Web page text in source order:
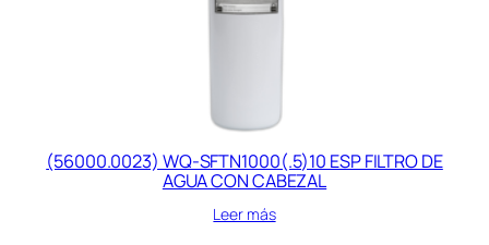
(56000.0023) WQ-SFTN1000(.5)10 ESP FILTRO DE
AGUA CON CABEZAL
Leer más